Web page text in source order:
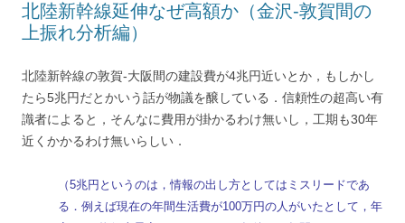
北陸新幹線延伸なぜ高額か（金沢-敦賀間の
上振れ分析編）
北陸新幹線の敦賀-大阪間の建設費が4兆円近いとか，もしかし
たら5兆円だとかいう話が物議を醸している．信頼性の超高い有
識者によると，そんなに費用が掛かるわけ無いし，工期も30年
近くかかるわけ無いらしい．
（5兆円というのは，情報の出し方としてはミスリードであ
る．例えば現在の年間生活費が100万円の人がいたとして，年